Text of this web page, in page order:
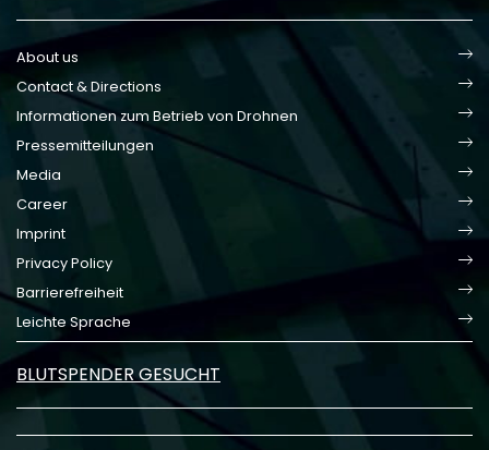
About us
Contact & Directions
Informationen zum Betrieb von Drohnen
Pressemitteilungen
Media
Career
Imprint
Privacy Policy
Barrierefreiheit
Leichte Sprache
BLUTSPENDER GESUCHT